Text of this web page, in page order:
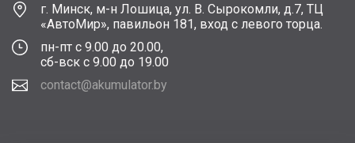
г. Минск, м-н Лошица, ул. В. Сырокомли, д.7, ТЦ
«АвтоМир», павильон 181, вход с левого торца.
пн-пт с 9.00 до 20.00,
сб-вск с 9.00 до 19.00
contact@akumulator.by